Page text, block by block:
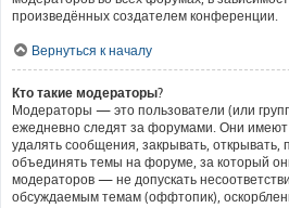
произведённых создателем конференции.
Вернуться к началу
Кто такие модераторы?
Модераторы — это пользователи (или
ежедневно следят за форумами. Они имеют
удалять сообщения, закрывать, открывать,
объединять темы на форуме, за который
модераторов — не допускать
обсуждаемым темам (оффтопик),